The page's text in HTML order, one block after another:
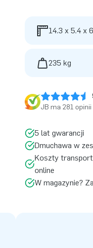
14.3 x 5.4 x
235 kg
JB ma 281 opinii
5 lat gwarancji
Dmuchawa w
Koszty
online
W magazynie?